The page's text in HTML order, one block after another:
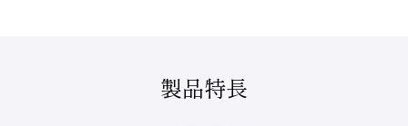
製品特長